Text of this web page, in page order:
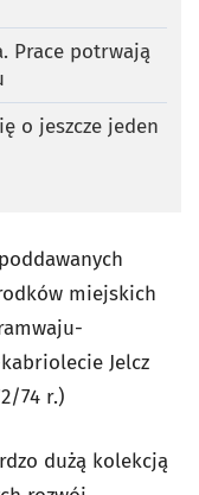
Prace potrwają
o jeszcze jeden
miejskich
Jelcz
74 r.)
dużą kolekcją